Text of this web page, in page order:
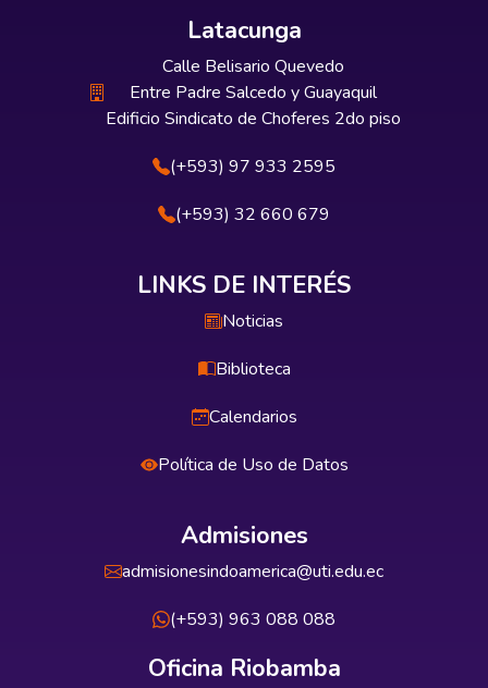
Latacunga
Calle Belisario Quevedo
Entre Padre Salcedo y Guayaquil
Edificio Sindicato de Choferes 2do piso
(+593) 97 933 2595
(+593) 32 660 679
LINKS DE INTERÉS
Noticias
Biblioteca
Calendarios
Política de Uso de Datos
Admisiones
admisionesindoamerica@uti.edu.ec
(+593) 963 088 088
Oficina Riobamba